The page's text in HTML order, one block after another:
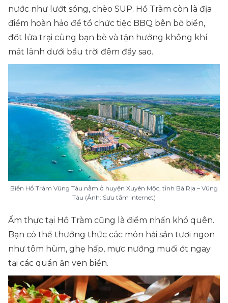
nước như lướt sóng, chèo SUP. Hồ Tràm còn là địa
điểm hoàn hảo để tổ chức tiệc BBQ bên bờ biển,
đốt lửa trại cùng bạn bè và tận hưởng không khí
mát lành dưới bầu trời đêm đầy sao.
Biển Hồ Tràm Vũng Tàu nằm ở huyện Xuyên Mộc, tỉnh Bà Rịa – Vũng
Tàu (Ảnh: Sưu tầm Internet)
Ẩm thực tại Hồ Tràm cũng là điểm nhấn khó quên.
Bạn có thể thưởng thức các món hải sản tươi ngon
như tôm hùm, ghẹ hấp, mực nướng muối ớt ngay
tại các quán ăn ven biển.